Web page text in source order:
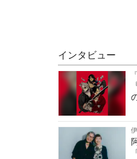
インタビュー